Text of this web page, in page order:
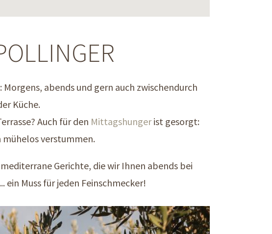
abends und gern auch zwischendurch
Küche.
Auch für den Mittagshungerist gesorgt:
verstummen.
Gerichte, die wir Ihnen abends bei
ein Muss für jeden Feinschmecker!